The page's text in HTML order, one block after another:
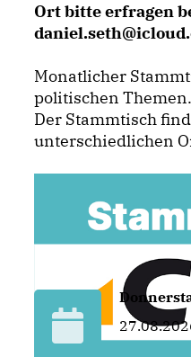
Ort bitte erfragen
Monatlicher
politischen Themen.
Der Stammtisch
unterschiedlichen